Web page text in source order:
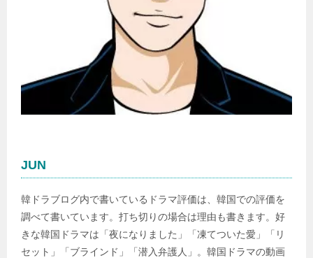
JUN
韓ドラブログ内で書いているドラマ評価は、韓国での評価を
調べて書いています。打ち切りの場合は理由も書きます。好
きな韓国ドラマは「夜になりました」「凍てついた愛」「リ
セット」「ブラインド」「潜入弁護人」。韓国ドラマの動画